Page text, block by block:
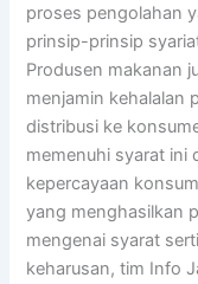
proses pengolahan
prinsip-prinsip
Produsen makanan
menjamin kehalalan
distribusi ke
memenuhi syarat ini
kepercayaan
yang menghasilkan
mengenai syarat
keharusan, tim Info